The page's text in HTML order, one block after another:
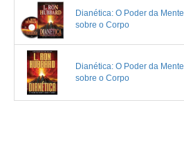
Dianética: O Poder da Mente
sobre o Corpo
Dianética: O Poder da Mente
sobre o Corpo